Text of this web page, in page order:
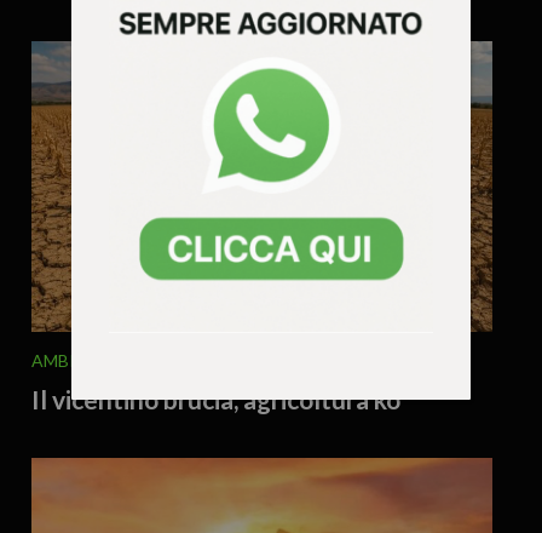
AMBIENTE
Il vicentino brucia, agricoltura ko